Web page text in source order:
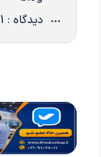
دیدگاه : 1